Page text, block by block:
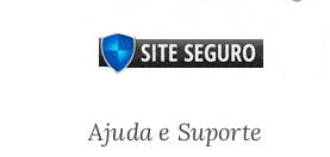
Ajuda e Suporte